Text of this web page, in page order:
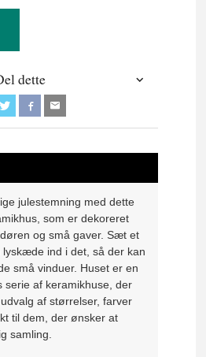
dette
julestemning med dette
som er dekoreret
og små gaver. Sæt et
lyskæde ind i det, så der kan
små vinduer. Huset er en
serie af keramikhuse, der
af størrelser, farver
til dem, der ønsker at
samling.